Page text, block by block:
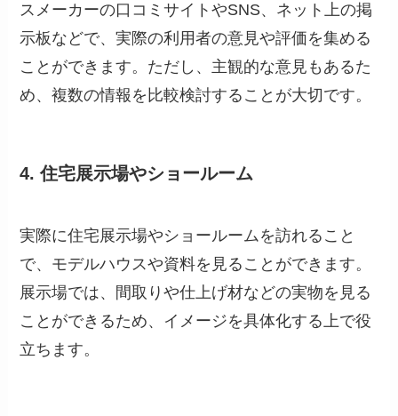
スメーカーの口コミサイトやSNS、ネット上の掲
示板などで、実際の利用者の意見や評価を集める
ことができます。ただし、主観的な意見もあるた
め、複数の情報を比較検討することが大切です。
4. 住宅展示場やショールーム
実際に住宅展示場やショールームを訪れること
で、モデルハウスや資料を見ることができます。
展示場では、間取りや仕上げ材などの実物を見る
ことができるため、イメージを具体化する上で役
立ちます。